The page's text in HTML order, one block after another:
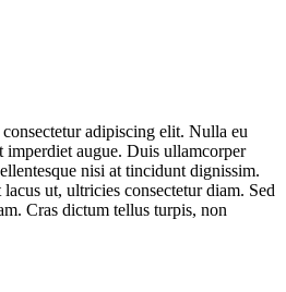
adipiscing elit. Nulla eu
imperdiet augue. Duis ullamcorper
nisi at tincidunt dignissim.
ut, ultricies consectetur diam. Sed
Cras dictum tellus turpis, non